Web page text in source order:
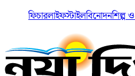
ফিচারলাইফস্টাইলবিনোদনশিল্প